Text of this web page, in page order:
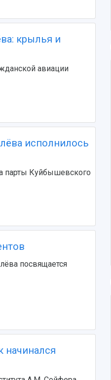
крылья и
авиации
исполнилось
парты Куйбышевского
посвящается
начинался